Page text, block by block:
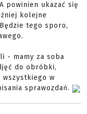
powinien ukazać się
kolejne
tego sporo,
- mamy za soba
do obróbki,
wszystkiego w
sprawozdań.